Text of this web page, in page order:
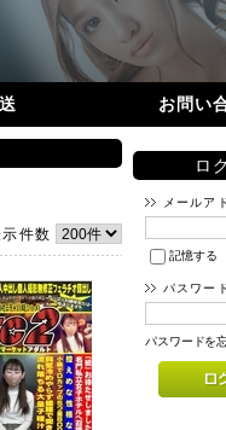
お問い
件数
ロ
メールア
記憶する
パスワー
パスワードを